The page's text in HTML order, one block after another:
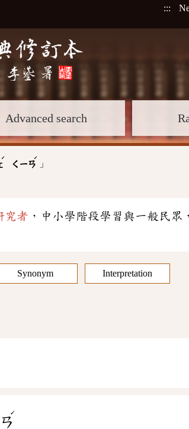
:::
Advanced search
ˊ
ㄑㄧㄢ
ˊ
」
究者 ，中小學階段學習與一般民眾
Synonym Interpretation
ˊ